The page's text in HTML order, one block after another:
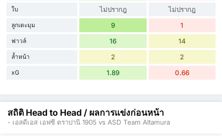
ใบ ไม่ปรากฎ ไม่ปรากฎ
ลูกเตะมุม 9 1
ฟาวล์ 16 14
ล้ำหน้า 2 2
xG 1.89 0.66
สถิติ Head to Head / ผลการแข่งก่อนหน้า
- เอสดีเอส เอฟซี ตราปานี 1905 vs ASD Team Altamura